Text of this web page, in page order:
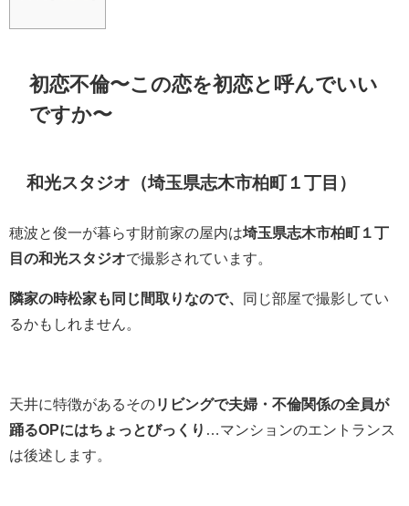
初恋不倫〜この恋を初恋と呼んでいい
ですか〜
和光スタジオ（埼玉県志木市柏町１丁目）
穂波と俊一が暮らす財前家の屋内は埼玉県志木市柏町１丁
目の和光スタジオで撮影されています。
隣家の時松家も同じ間取りなので、
同じ部屋で撮影してい
るかもしれません。
天井に特徴があるそのリビングで夫婦・不倫関係の全員が
踊るOPにはちょっとびっくり …マンションのエントランス
は後述します。